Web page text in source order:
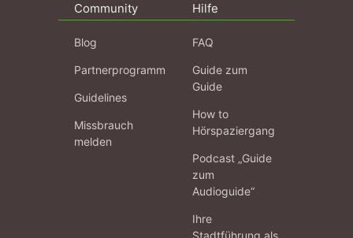
Community
Blog
Partnerprogramm
Guidelines
Missbrauch
melden
Hilfe
FAQ
Guide zum
Guide
How to
Hörspaziergang
Podcast „Guide
zum
Audioguide“
Ihre
Stadtführung als